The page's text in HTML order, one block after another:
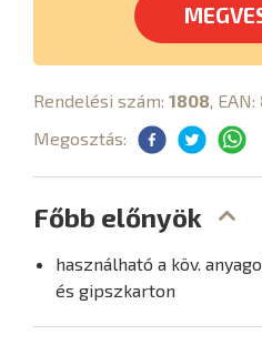
Rendelési szám: 1808 , EAN:
Megosztás:
Főbb előnyök
használható a köv.
és gipszkarton